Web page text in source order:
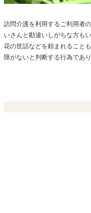
訪問介護を利用するご利用者
いさんと勘違いしがちな方も
花の世話などを頼まれること
障がないと判断する行為であり